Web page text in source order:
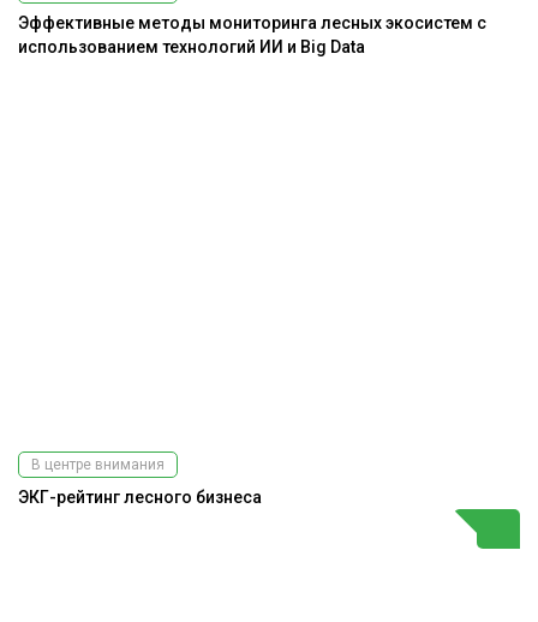
Эффективные методы мониторинга лесных экосистем с
использованием технологий ИИ и Big Data
В центре внимания
ЭКГ-рейтинг лесного бизнеса